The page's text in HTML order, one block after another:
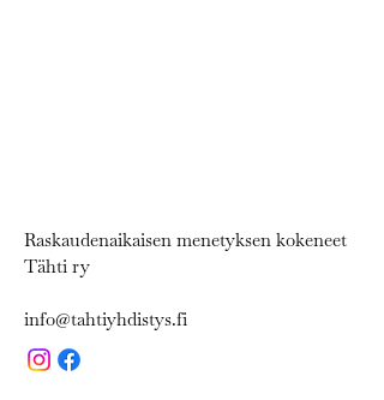
Raskaudenaikaisen menetyksen kokeneet
Tähti ry
info@tahtiyhdistys.fi